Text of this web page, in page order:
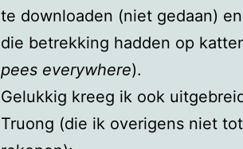
te downloaden (niet gedaan)
die betrekking hadden op
pees everywhere).
Gelukkig kreeg ik ook
Truong (die ik overigens niet